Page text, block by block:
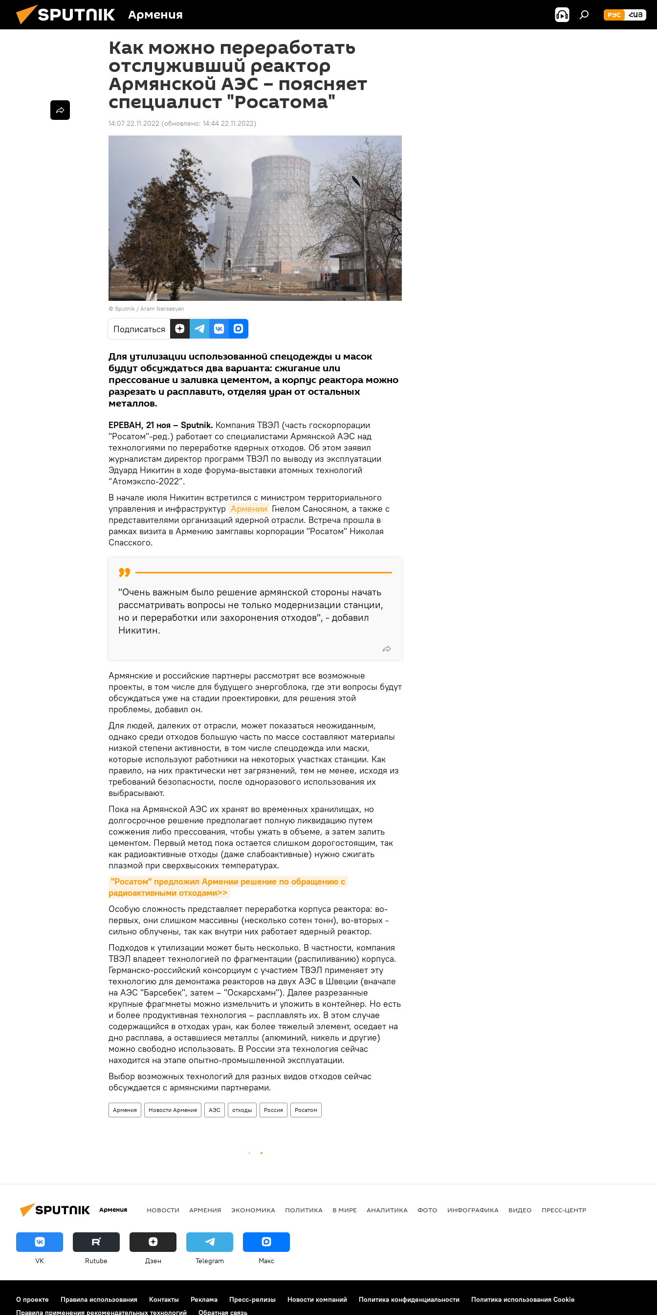
Армения РУС ՀԱՅ
Как можно переработать
отслуживший реактор
Армянской АЭС – поясняет
специалист "Росатома"
14:07 22.11.2022 (обновлено: 14:44 22.11.2022)
© Sputnik / Aram Nersesyan
Подписаться
Для утилизации использованной спецодежды и масок
будут обсуждаться два варианта: сжигание или
прессование и заливка цементом, а корпус реактора можно
разрезать и расплавить, отделяя уран от остальных
металлов.
ЕРЕВАН, 21 ноя – Sputnik. Компания ТВЭЛ (часть госкорпорации
"Росатом"-ред.) работает со специалистами Армянской АЭС над
технологиями по переработке ядерных отходов. Об этом заявил
журналистам директор программ ТВЭЛ по выводу из эксплуатации
Эдуард Никитин в ходе форума-выставки атомных технологий
“Атомэкспо-2022”.
В начaле июля Никитин встретился с министром территориального
управления и инфраструктур Армении Гнелом Саносяном, а также с
представителями организаций ядерной отрасли. Встреча прошла в
рамках визита в Армению замглавы корпорации "Росатом" Николая
Спасского.
"Очень важным было решение армянской стороны начать
рассматривать вопросы не только модернизации станции,
но и переработки или захоронения отходов", - добавил
Никитин.
Aрмянские и российские партнеры рассмотрят все возможные
проекты, в том числе для будущего энергоблока, где эти вопросы будут
обсуждаться уже на стадии проектировки, для решения этой
проблемы, добавил он.
Для людей, далеких от отрасли, может показаться неожиданным,
однако среди отходов большую часть по массе составляют материалы
низкой степени активности, в том числе спецодежда или маски,
которые используют работники на некоторых участках станции. Как
правило, на них практически нет загрязнений, тем не менее, исходя из
требований безопасности, после одноразового использования их
выбрасывают.
Пока на Армянской АЭС их хранят во временных хранилищах, но
долгосрочное решение предполагает полную ликвидацию путем
сожжения либо прессования, чтобы ужать в объеме, а затем залить
цементом. Первый метод пока остается слишком дорогостоящим, так
как радиоактивные отходы (даже слабоактивные) нужно сжигать
плазмой при сверхвысоких температурах.
"Росатом" предложил Армении решение по обращению с
радиоактивными отходами>>
Особую сложность представляет переработка корпуса реактора: во-
первых, они слишком массивны (несколько сотен тонн), во-вторых -
сильно облучены, так как внутри них работает ядерный реактор.
Подходов к утилизации может быть несколько. В частности, компания
ТВЭЛ владеет технологией по фрагментации (распиливанию) корпуса.
Германско-российский консорциум с участием ТВЭЛ применяет эту
технологию для демонтажа реакторов на двух АЭС в Швеции (вначале
на АЭС "Барсебек", затем – "Оскарсхамн"). Далее разрезанные
крупные фрагмнеты можно измельчить и уложить в контейнер. Но есть
и более продуктивная технология – расплавлять их. В этом случае
содержащийся в отходах уран, как более тяжелый элемент, оседает на
дно расплава, а оставшиеся металлы (алюминий, никель и другие)
можно свободно использовать. В России эта технология сейчас
находится на этапе опытно-промышленной эксплуатации.
Выбор возможных технологий для разных видов отходов сейчас
обсуждается с армянскими партнерами.
Армения Новости Армения АЭС отходы Россия Росатом
Армения НОВОСТИ АРМЕНИЯ ЭКОНОМИКА ПОЛИТИКА В МИРЕ АНАЛИТИКА ФОТО ИНФОГРАФИКА ВИДЕО ПРЕСС-ЦЕНТР
VK Rutube Дзен Telegram Макс
О проекте Правила использования Контакты Реклама Пресс-релизы Новости компаний Политика конфиденциальности
Политика использования Cookie
Правила применения рекомендательных технологий
Обратная связь